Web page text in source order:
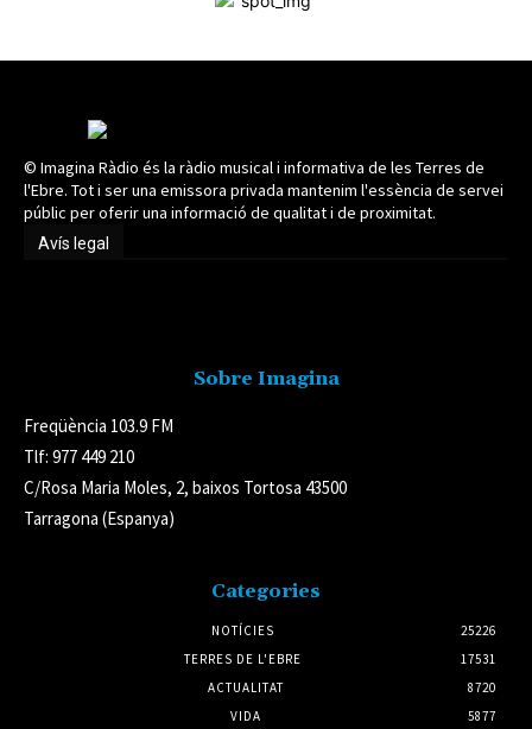
© Imagina Ràdio és la ràdio musical i informativa de les Terres de
l'Ebre. Tot i ser una emissora privada mantenim l'essència de servei
públic per oferir una informació de qualitat i de proximitat.
Avís legal
Sobre Imagina
Freqüència 103.9 FM
Tlf: 977 449 210
C/Rosa Maria Moles, 2, baixos Tortosa 43500
Tarragona (Espanya)
Categories
NOTÍCIES
25226
TERRES DE L'EBRE
17531
ACTUALITAT
8720
VIDA
5877